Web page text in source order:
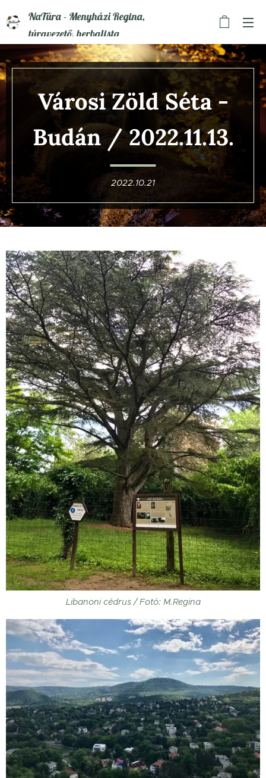
NaTúra - Menyházi Regina,
túravezető, herbalista
Városi Zöld Séta -
Budán/ 2022.11.13.
2022.10.21
Libanoni cédrus / Fotó: M.Regina